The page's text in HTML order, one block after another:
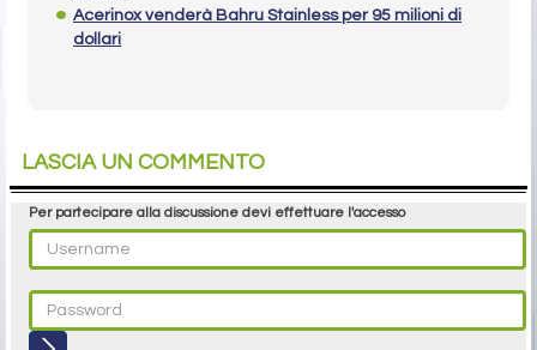
Acerinox venderà Bahru Stainless per 95 milioni di
dollari
LASCIA UN COMMENTO
Per partecipare alla discussione devi effettuare l'accesso